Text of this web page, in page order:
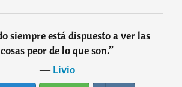
siempre está dispuesto a ver las
cosas peor de lo que son.”
―Livio